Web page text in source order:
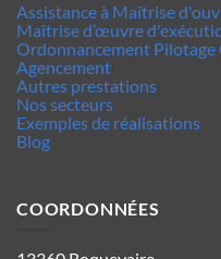
Assistance à Maîtrise
Maîtrise d’œuvre
Ordonnancement
Agencement
Autres prestations
Nos secteurs
Exemples de réalisations
Blog
COORDONNÉES